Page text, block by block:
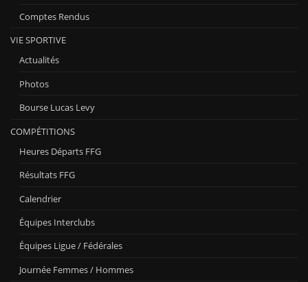
Comptes Rendus
VIE SPORTIVE
Actualités
Photos
Bourse Lucas Levy
COMPÉTITIONS
Heures Départs FFG
Résultats FFG
Calendrier
Équipes Interclubs
Équipes Ligue / Fédérales
Journée Femmes / Hommes